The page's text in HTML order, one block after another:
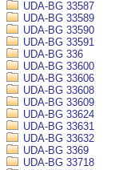
UDA-BG 33587
UDA-BG 33589
UDA-BG 33590
UDA-BG 33591
UDA-BG 336
UDA-BG 33600
UDA-BG 33606
UDA-BG 33608
UDA-BG 33609
UDA-BG 33624
UDA-BG 33631
UDA-BG 33632
UDA-BG 3369
UDA-BG 33718